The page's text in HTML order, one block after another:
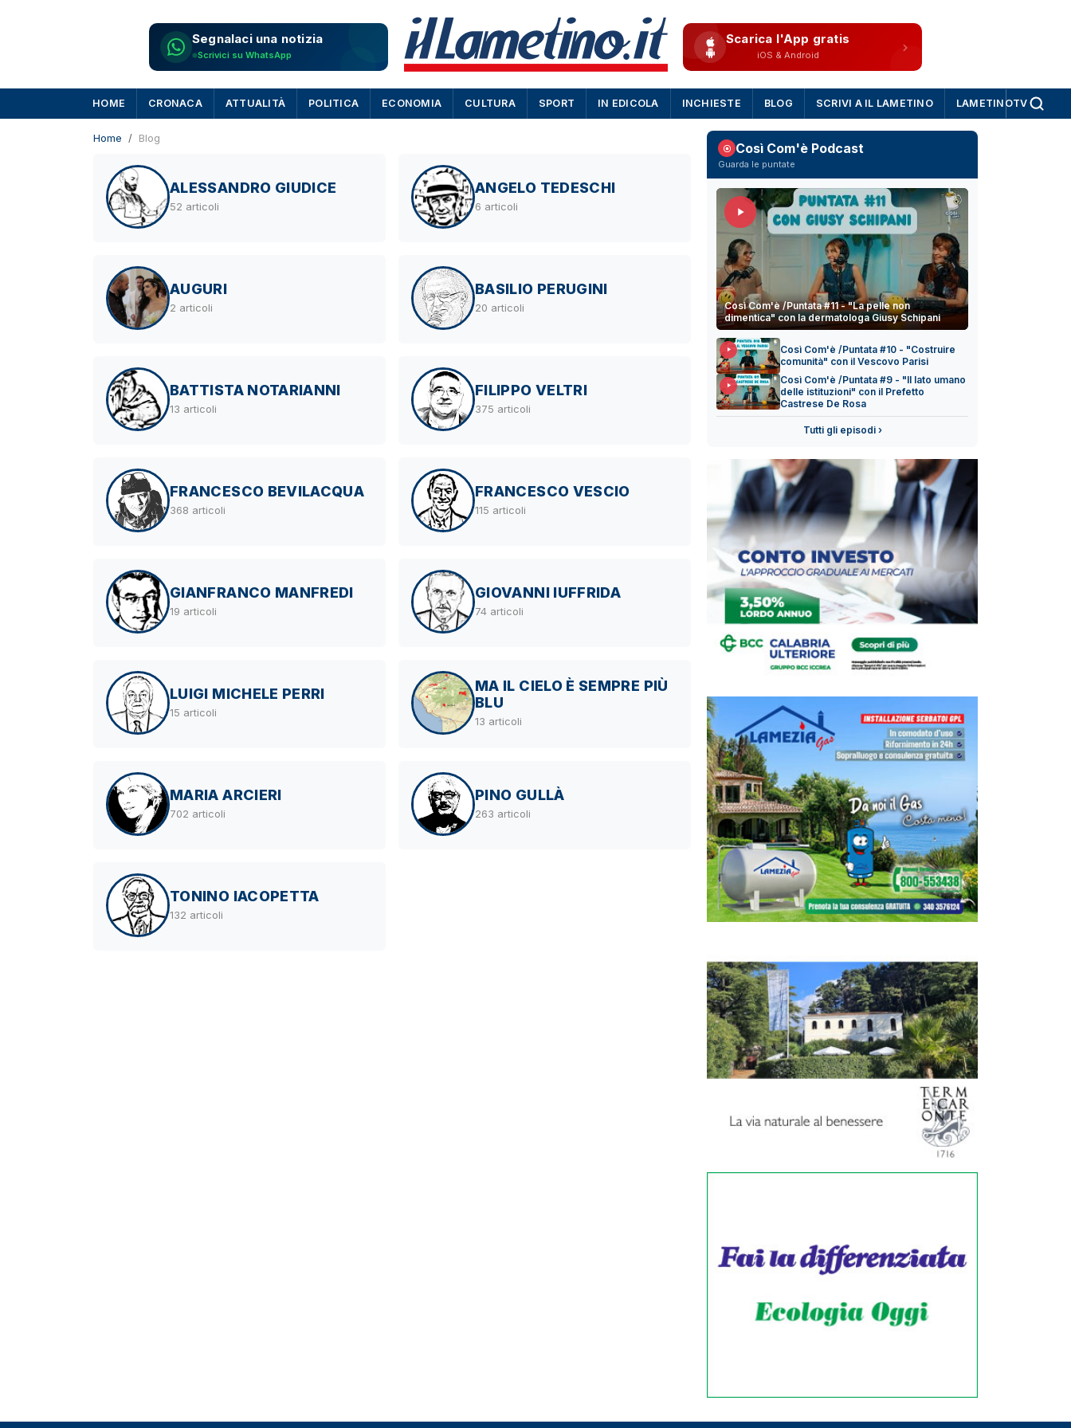
Segnalaci una notizia
Scrivici su WhatsApp
Scarica l'App gratis
iOS & Android
HOME CRONACA ATTUALITÀ POLITICA ECONOMIA CULTURA SPORT IN EDICOLA INCHIESTE BLOG SCRIVI A IL LAMETINO LAMETINOTV
Home Blog
ALESSANDRO GIUDICE
52 articoli
ANGELO TEDESCHI
6 articoli
AUGURI
2 articoli
BASILIO PERUGINI
20 articoli
BATTISTA NOTARIANNI
13 articoli
FILIPPO VELTRI
375 articoli
FRANCESCO BEVILACQUA
368 articoli
FRANCESCO VESCIO
115 articoli
GIANFRANCO MANFREDI
19 articoli
GIOVANNI IUFFRIDA
74 articoli
LUIGI MICHELE PERRI
15 articoli
MA IL CIELO È SEMPRE PIÙ
BLU
13 articoli
MARIA ARCIERI
702 articoli
PINO GULLÀ
263 articoli
TONINO IACOPETTA
132 articoli
Così Com'è Podcast
Guarda le puntate
Così Com'è /Puntata #11 - "La pelle non
dimentica" con la dermatologa Giusy Schipani
Così Com'è /Puntata #10 - "Costruire
comunità" con il Vescovo Parisi
Così Com'è /Puntata #9 - "Il lato umano
delle istituzioni" con il Prefetto
Castrese De Rosa
Tutti gli episodi ›